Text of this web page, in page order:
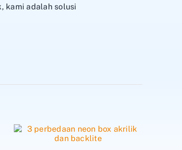
kami adalah solusi